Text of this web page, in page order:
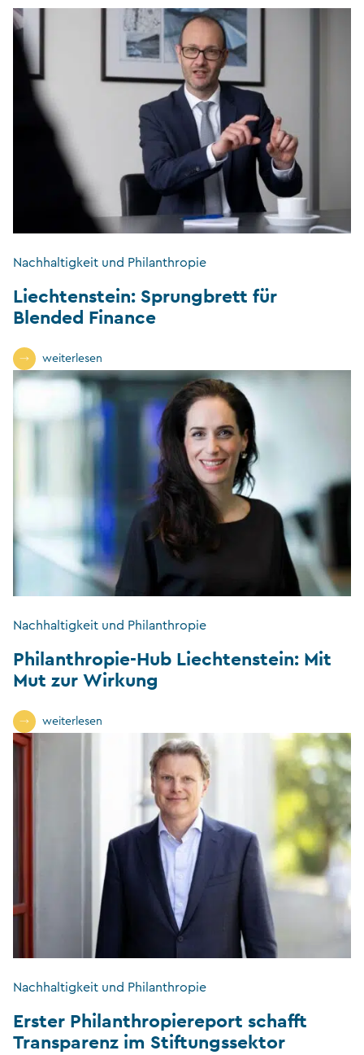
Nachhaltigkeit und Philanthropie
Liechtenstein: Sprungbrett für
Blended Finance
weiterlesen
Nachhaltigkeit und Philanthropie
Philanthropie-Hub Liechtenstein: Mit
Mut zur Wirkung
weiterlesen
Nachhaltigkeit und Philanthropie
Erster Philanthropiereport schafft
Transparenz im Stiftungssektor